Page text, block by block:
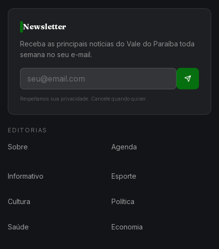
Newsletter
Receba as principais notícias do Vale do Paraíba toda
semana no seu e-mail.
Respeitamos sua privacidade. Cancele quando quiser.
EDITORIAS
Sobre Agenda
Informativo Esporte
Cultura Política
Saúde Economia